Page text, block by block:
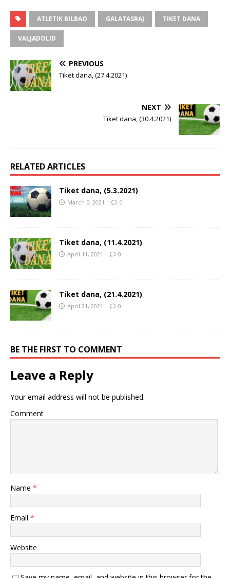
ATLETIK BILBAO GALATASRAJ TIKET DANA
VALJADOLID
PREVIOUS
Tiket dana, (27.4.2021)
NEXT
Tiket dana, (30.4.2021)
RELATED ARTICLES
Tiket dana, (5.3.2021)
March 5, 2021 0
Tiket dana, (11.4.2021)
April 11, 2021 0
Tiket dana, (21.4.2021)
April 21, 2021 0
BE THE FIRST TO COMMENT
Leave a Reply
Your email address will not be published.
Comment
Name *
Email *
Website